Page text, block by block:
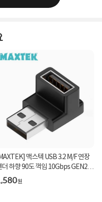
[MAXTEK] 맥스텍 USB 3.2 M/F 연장
더 하향 90도 꺽임 10Gbps GEN2
원